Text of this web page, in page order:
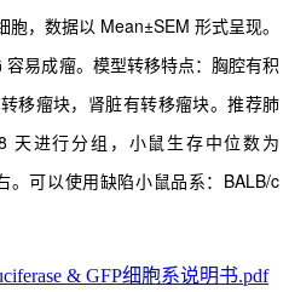
胞，数据以 Mean±SEM 形式呈现。
易成瘤。模型转移特点：胸腔有积
移瘤块，肾脏有转移瘤块。推荐肺
天进行分组，小鼠生存中位数为
可以使用缺陷小鼠品系：BALB/c
& GFP细胞系说明书.pdf